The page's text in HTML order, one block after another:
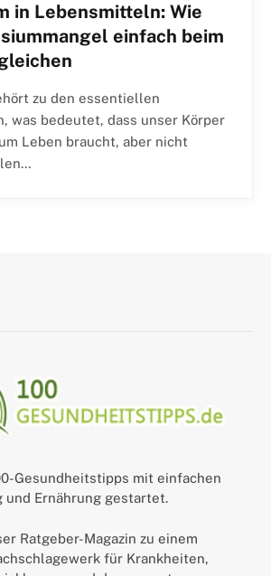
in Lebensmitteln: Wie
einfach beim
zu den essentiellen
was bedeutet, dass unser Körper
Leben braucht, aber nicht
Gesundheitstipps mit einfachen
und Ernährung gestartet.
Ratgeber-Magazin zu einem
für Krankheiten,